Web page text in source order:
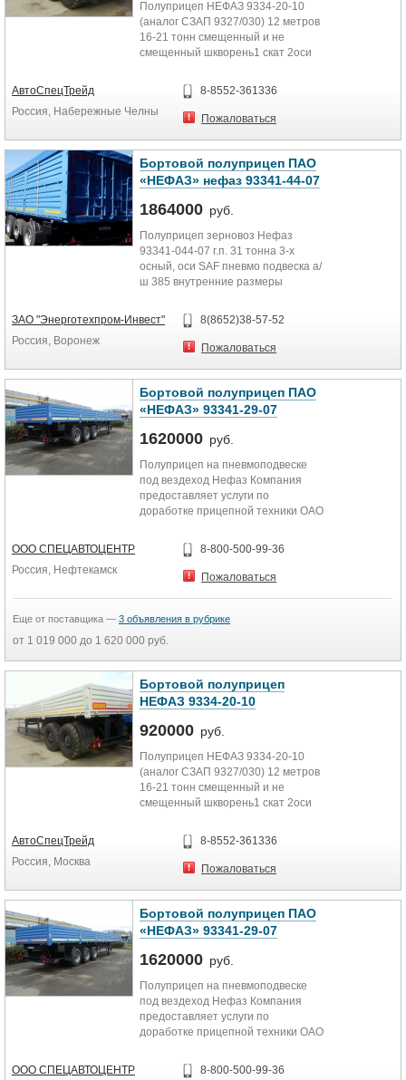
Полуприцеп НЕФАЗ 9334-20-10
(аналог СЗАП 9327/030) 12 метров
16-21 тонн смещенный и не
смещенный шкворень1 скат 2оси
АвтоСпецТрейд
Россия, Набережные Челны
8-8552-361336
Пожаловаться
Бортовой полуприцеп ПАО
«НЕФАЗ» нефаз 93341-44-07
1864000 руб.
Полуприцеп зерновоз Нефаз
93341-044-07 г.п. 31 тонна 3-х
осный, оси SAF пневмо подвеска а/
ш 385 внутренние размеры
ЗАО "Энерготехпром-Инвест"
Россия, Воронеж
8(8652)38-57-52
Пожаловаться
Бортовой полуприцеп ПАО
«НЕФАЗ» 93341-29-07
1620000 руб.
Полуприцеп на пневмоподвеске
под вездеход Нефаз Компания
предоставляет услуги по
доработке прицепной техники ОАО
раздвижных...
ООО СПЕЦАВТОЦЕНТР
Россия, Нефтекамск
8-800-500-99-36
Пожаловаться
Еще от поставщика — 3 объявления в рубрике
от 1 019 000 до 1 620 000 руб.
Бортовой полуприцеп
НЕФАЗ 9334-20-10
920000 руб.
Полуприцеп НЕФАЗ 9334-20-10
(аналог СЗАП 9327/030) 12 метров
16-21 тонн смещенный и не
смещенный шкворень1 скат 2оси
АвтоСпецТрейд
Россия, Москва
8-8552-361336
Пожаловаться
Бортовой полуприцеп ПАО
«НЕФАЗ» 93341-29-07
1620000 руб.
Полуприцеп на пневмоподвеске
под вездеход Нефаз Компания
предоставляет услуги по
доработке прицепной техники ОАО
раздвижных...
ООО СПЕЦАВТОЦЕНТР
8-800-500-99-36